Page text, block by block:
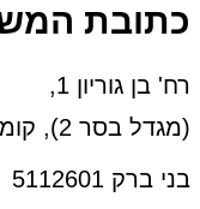
כתובת
רח' בן גוריון 1,
(מגדל בסר 2), קומה 19
בני ברק 5112601